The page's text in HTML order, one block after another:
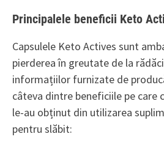
Principalele beneficii Keto
Capsulele Keto Actives sunt
pierderea în greutate de la
informațiilor furnizate de
câteva dintre beneficiile pe care
le-au obținut din utilizarea
pentru slăbit: